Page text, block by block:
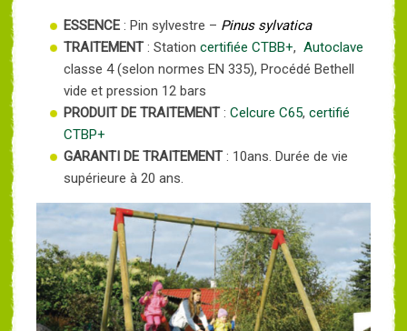
ESSENCE : Pin sylvestre – Pinus sylvatica
TRAITEMENT: Station certifiée CTBB+, Autoclave
classe 4 (selon normes EN 335), Procédé Bethell
vide et pression 12 bars
PRODUIT DE TRAITEMENT: Celcure C65, certifié
CTBP+
GARANTI DE TRAITEMENT: 10ans. Durée de vie
supérieure à 20 ans.